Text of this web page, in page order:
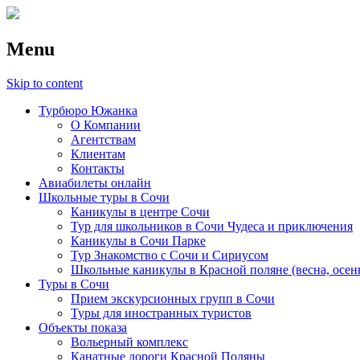
Menu
Skip to content
Турбюро Южанка
О Компании
Агентствам
Клиентам
Контакты
Авиабилеты онлайн
Школьные туры в Сочи
Каникулы в центре Сочи
Тур для школьников в Сочи Чудеса и приключения
Каникулы в Сочи Парке
Тур Знакомство с Сочи и Сириусом
Школьные каникулы в Красной поляне (весна,
Туры в Сочи
Прием экскурсионных групп в Сочи
Туры для иностранных туристов
Объекты показа
Вольерный комплекс
Канатные дороги Красной Поляны